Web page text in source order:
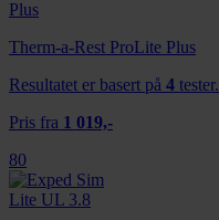
Therm-a-Rest ProLite Plus
Resultatet er basert på 4 tester.
Pris fra 1 019,-
80